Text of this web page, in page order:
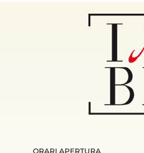
ORARI APERTURA